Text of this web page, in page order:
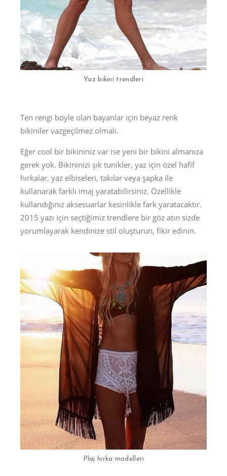
Yaz bikini trendleri
Ten rengi böyle olan bayanlar için beyaz renk
bikiniler vazgeçilmez olmalı.
Eğer cool bir bikininiz var ise yeni bir bikini almanıza
gerek yok. Bikininizi şık tunikler, yaz için özel hafif
hırkalar, yaz elbiseleri, takılar veya şapka ile
kullanarak farklı imaj yaratabilirsiniz. Özellikle
kullandığınız aksesuarlar kesinlikle fark yaratacaktır.
2015 yazı için seçtiğimiz trendlere bir göz atın sizde
yorumlayarak kendinize stil oluşturun, fikir edinin.
Plaj hırka modelleri